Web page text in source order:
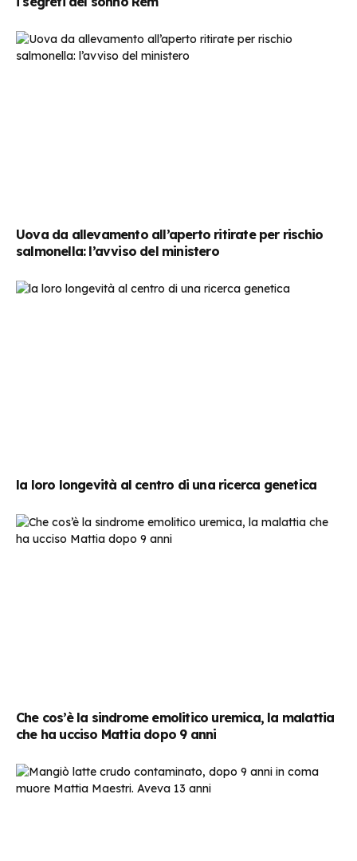
Uova da allevamento all’aperto ritirate per rischio
salmonella: l’avviso del ministero
la loro longevità al centro di una ricerca genetica
Che cos’è la sindrome emolitico uremica, la malattia
che ha ucciso Mattia dopo 9 anni